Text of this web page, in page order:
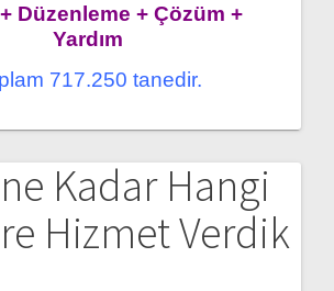
+ Düzenleme + Çözüm +
Yardım
717.250 tanedir.
Kadar Hangi
Hizmet Verdik